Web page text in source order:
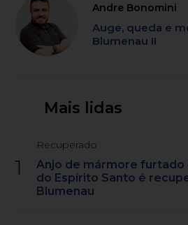
Andre Bonomini
Auge, queda e
Blumenau II
Mais lidas
1
Recuperado
Anjo de mármore furtado
do Espírito Santo é
Blumenau